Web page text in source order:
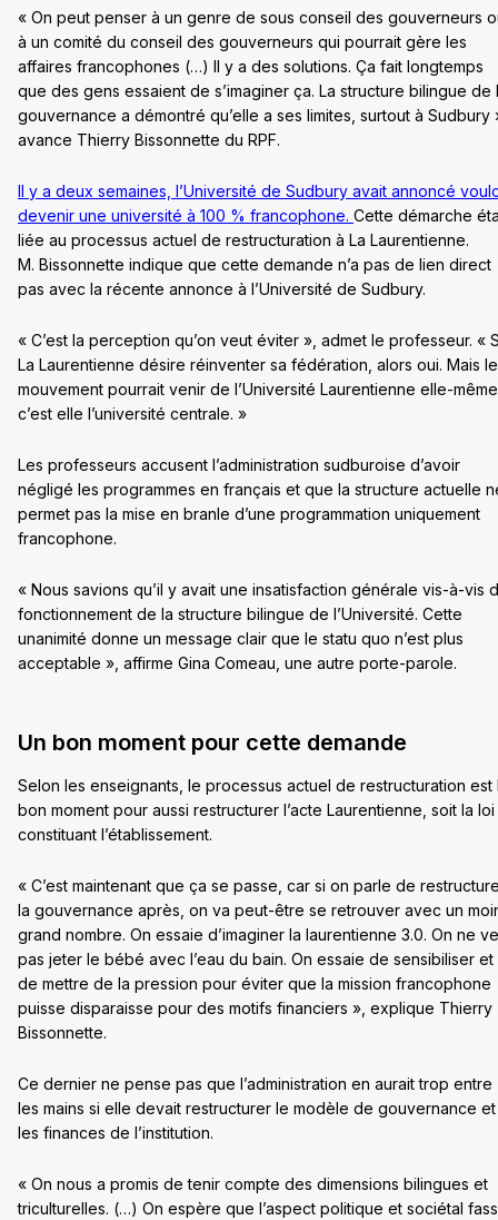
« On peut penser à un genre de sous conseil des gouverneurs
à un comité du conseil des gouverneurs qui pourrait gère les
affaires francophones (…) Il y a des solutions. Ça fait longtemps
que des gens essaient de s’imaginer ça. La structure bilingue de
gouvernance a démontré qu’elle a ses limites, surtout à Sudbury
avance Thierry Bissonnette du RPF.
Il y a deux semaines, l’Université de Sudbury avait annoncé
devenir une université à 100 % francophone. Cette démarche
liée au processus actuel de restructuration à La Laurentienne.
M. Bissonnette indique que cette demande n’a pas de lien direct
pas avec la récente annonce à l’Université de Sudbury.
« C’est la perception qu’on veut éviter », admet le professeur. «
La Laurentienne désire réinventer sa fédération, alors oui. Mais le
mouvement pourrait venir de l’Université Laurentienne elle-
c’est elle l’université centrale. »
Les professeurs accusent l’administration sudburoise d’avoir
négligé les programmes en français et que la structure actuelle
permet pas la mise en branle d’une programmation uniquement
francophone.
« Nous savions qu’il y avait une insatisfaction générale vis-à-vis
fonctionnement de la structure bilingue de l’Université. Cette
unanimité donne un message clair que le statu quo n’est plus
acceptable », affirme Gina Comeau, une autre porte-parole.
Un bon moment pour cette demande
Selon les enseignants, le processus actuel de restructuration est
bon moment pour aussi restructurer l’acte Laurentienne, soit la loi
constituant l’établissement.
« C’est maintenant que ça se passe, car si on parle de
la gouvernance après, on va peut-être se retrouver avec un
grand nombre. On essaie d’imaginer la laurentienne 3.0. On ne
pas jeter le bébé avec l’eau du bain. On essaie de sensibiliser et
de mettre de la pression pour éviter que la mission francophone
puisse disparaisse pour des motifs financiers », explique Thierry
Bissonnette.
Ce dernier ne pense pas que l’administration en aurait trop entre
les mains si elle devait restructurer le modèle de gouvernance et
les finances de l’institution.
« On nous a promis de tenir compte des dimensions bilingues et
triculturelles. (…) On espère que l’aspect politique et sociétal